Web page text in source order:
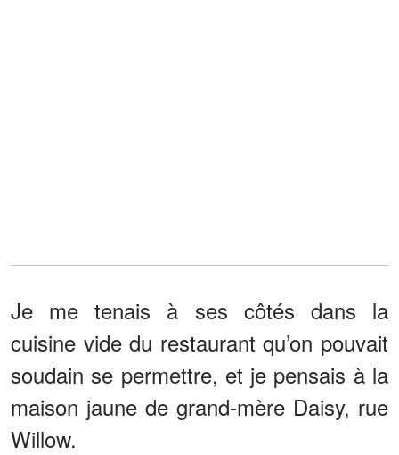
Je me tenais à ses côtés dans la
cuisine vide du restaurant qu’on pouvait
soudain se permettre, et je pensais à la
maison jaune de grand-mère Daisy, rue
Willow.